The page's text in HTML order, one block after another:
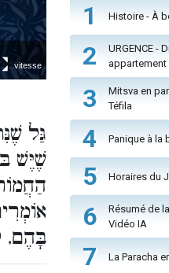
גַּל
שֶׁיֶּשׁ
בָּהֶם,
1 Histoire - À
2
URGENCE -
3
Mitsva en
Téfila
4 Panique à la
5 Horaires du
6
Résumé de
Vidéo IA
7 La Paracha